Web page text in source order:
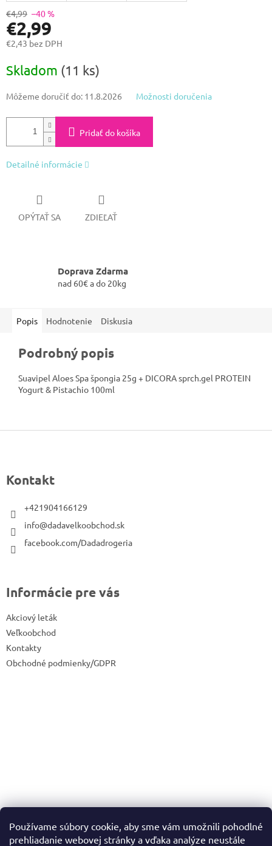
Používame súbory cookie, aby sme vám umožnili pohodlné
prehliadanie webovej stránky a vďaka analýze neustále
€4,99 –40 %
€2,99
€2,43 bez DPH
cena:
Skladom (11 ks)
Môžeme doručiť do: 11.8.2026 Možnosti doručenia
Pridať do košíka
Detailné informácie
OPÝTAŤ SA ZDIEĽAŤ
Doprava Zdarma
nad 60€ a do 20kg
Popis Hodnotenie Diskusia
Podrobný popis
Suavipel Aloes Spa špongia 25g + DICORA sprch.gel PROTEIN
Yogurt & Pistachio 100ml
Z
p
äKontakt
+421904166129
info@dadavelkoobchod.sk
facebook.com/Dadadrogeria
Informácie pre vás
Akciový leták
Veľkoobchod
Kontakty
Obchodné podmienky/GDPR